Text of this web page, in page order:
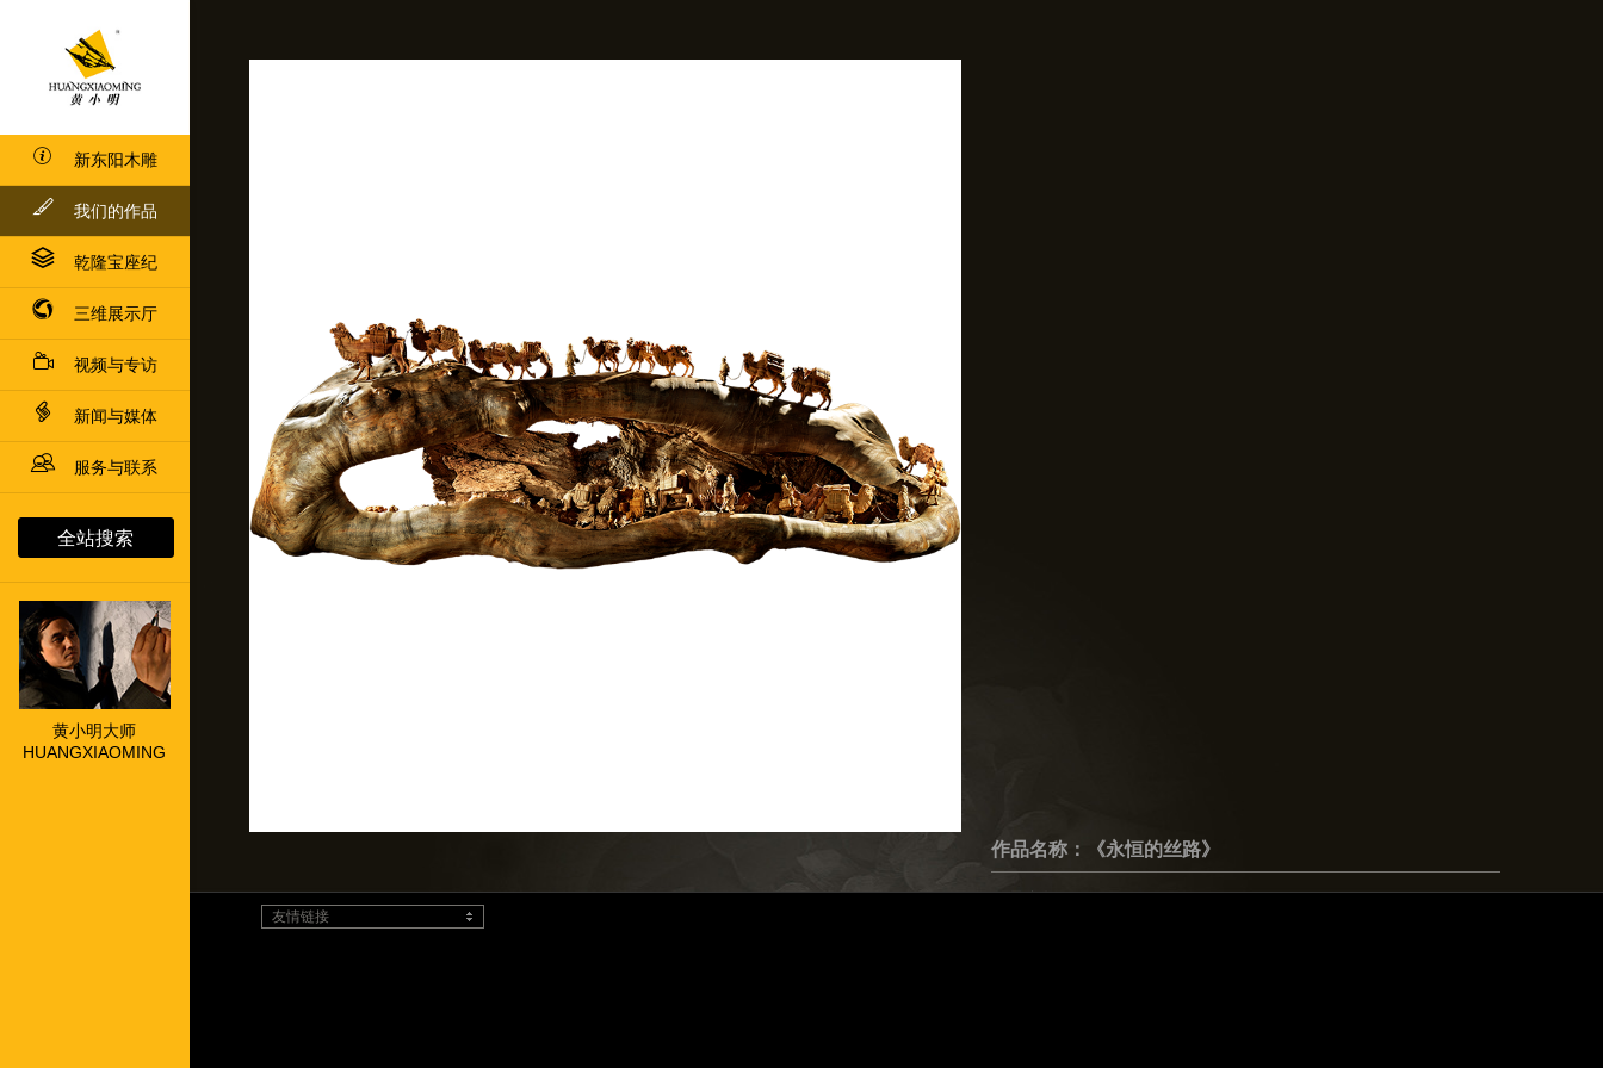
新东阳木雕
我们的作品
乾隆宝座纪
三维展示厅
视频与专访
新闻与媒体
服务与联系
全站搜索
黄小明大师
HUANGXIAOMING
作品名称：《永恒的丝路》
作品参数：
友情链接